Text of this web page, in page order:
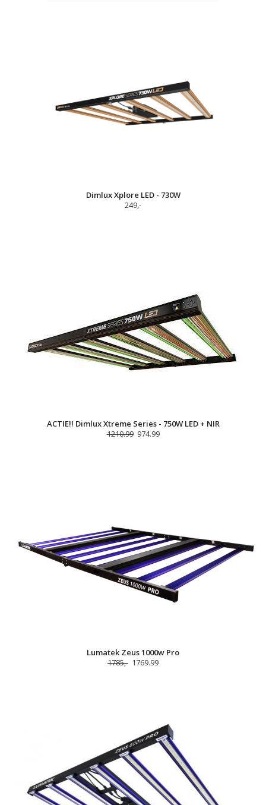
Dimlux Xplore LED - 730W
249,-
ACTIE!! Dimlux Xtreme Series - 750W LED + NIR
1210.99974.99
Lumatek Zeus 1000w Pro
1785,- 1769.99